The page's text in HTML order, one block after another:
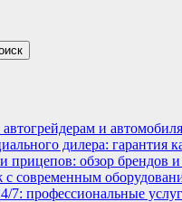
автогрейдерам и
дилера: гарантия
прицепов: обзор брендов
профессиональные